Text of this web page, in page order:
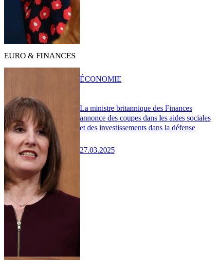
EURO & FINANCES
La ministre britannique des Finances
annonce des coupes dans les aides sociales
et des investissements dans la défense
27.03.2025
ÉCONOMIE